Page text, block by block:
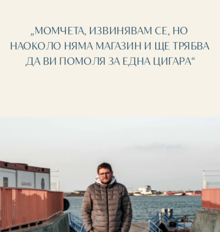
„МОМЧЕТА, ИЗВИНЯВАМ СЕ, НО
НАОКОЛО НЯМА МАГАЗИН И ЩЕ ТРЯБВА
ДА ВИ ПОМОЛЯ ЗА ЕДНА ЦИГАРА“